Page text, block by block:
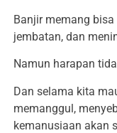
Banjir memang
jembatan, dan
Namun harapan
Dan selama kita
memanggul,
kemanusiaan akan